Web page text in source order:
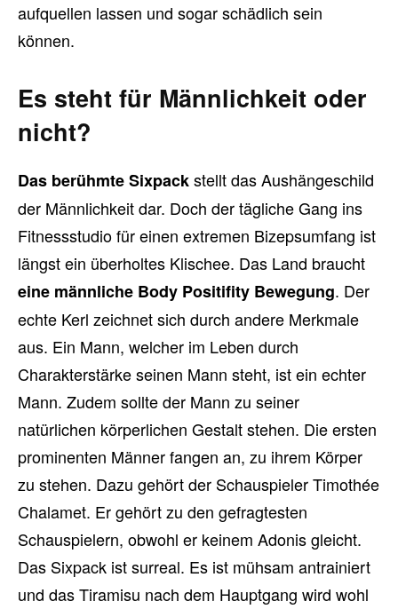
aufquellen lassen und sogar schädlich sein
können.
Es steht für Männlichkeit oder
nicht?
Das berühmte Sixpackstellt das Aushängeschild
der Männlichkeit dar. Doch der tägliche Gang ins
Fitnessstudio für einen extremen Bizepsumfang ist
längst ein überholtes Klischee. Das Land braucht
eine männliche Body Positifity Bewegung. Der
echte Kerl zeichnet sich durch andere Merkmale
aus. Ein Mann, welcher im Leben durch
Charakterstärke seinen Mann steht, ist ein echter
Mann. Zudem sollte der Mann zu seiner
natürlichen körperlichen Gestalt stehen. Die ersten
prominenten Männer fangen an, zu ihrem Körper
zu stehen. Dazu gehört der Schauspieler Timothée
Chalamet. Er gehört zu den gefragtesten
Schauspielern, obwohl er keinem Adonis gleicht.
Das Sixpack ist surreal. Es ist mühsam antrainiert
und das Tiramisu nach dem Hauptgang wird wohl